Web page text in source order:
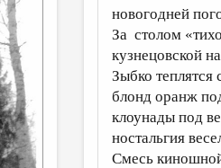
новогодней
За столом
кузнецовской
Зыбко теплятся
блонд оранж
клоунады под
ностальгия
Смесь